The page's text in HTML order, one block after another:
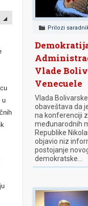
EMPTY
u
Prilozi
Vlade
Venecuele
Vlada
obaveštava da
na konferenciji
međunarodnih
Republike
objavio niz
postojanje
demokratske…